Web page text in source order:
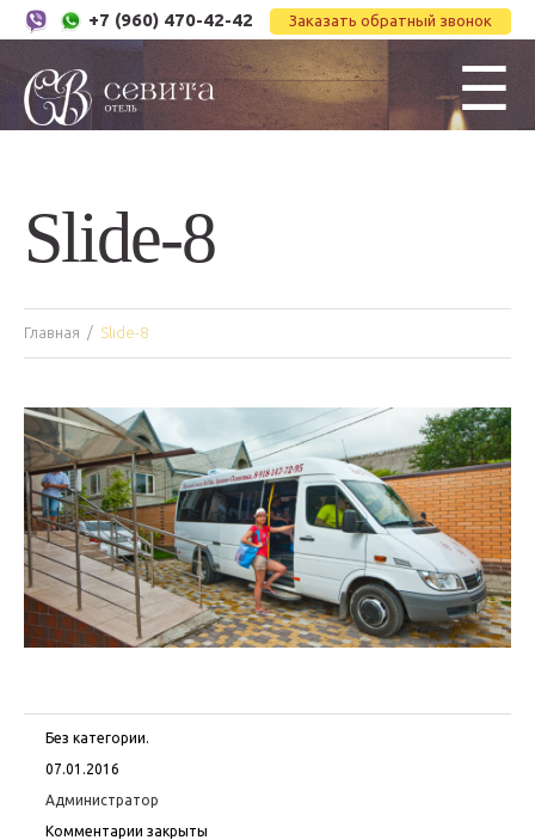
Заказать обратный звонок
+7 (960) 470-42-42
☰
Slide-8
Главная Slide-8
Без категории.
07.01.2016
Администратор
Комментарии закрыты